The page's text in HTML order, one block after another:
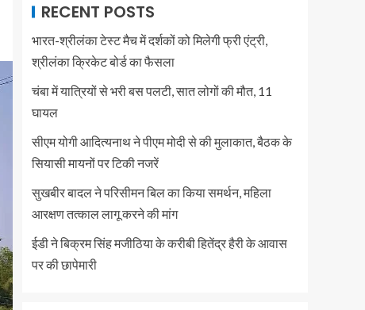
RECENT POSTS
भारत-श्रीलंका टेस्ट मैच में दर्शकों को मिलेगी फ्री एंट्री,
श्रीलंका क्रिकेट बोर्ड का फैसला
चंबा में यात्रियों से भरी बस पलटी, सात लोगों की मौत, 11
घायल
सीएम योगी आदित्यनाथ ने पीएम मोदी से की मुलाकात, बैठक के
सियासी मायनों पर टिकी नजरें
सुखबीर बादल ने परिसीमन बिल का किया समर्थन, महिला
आरक्षण तत्काल लागू करने की मांग
ईडी ने बिक्रम सिंह मजीठिया के करीबी हितेंद्र हैरी के आवास
पर की छापेमारी